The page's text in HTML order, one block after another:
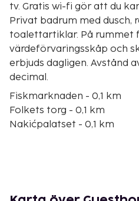
tv. Gratis wi-fi gör att du
Privat badrum med dusch,
toalettartiklar. På rummet
värdeförvaringsskåp och
erbjuds dagligen. Avstånd
decimal.
Fiskmarknaden - 0,1 km
Folkets torg - 0,1 km
Nakićpalatset - 0,1 km
Game of Thrones museum